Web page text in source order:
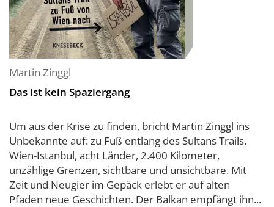
Martin Zinggl
Das ist kein Spaziergang
Um aus der Krise zu finden, bricht Martin Zinggl ins
Unbekannte auf: zu Fuß entlang des Sultans Trails.
Wien-Istanbul, acht Länder, 2.400 Kilometer,
unzählige Grenzen, sichtbare und unsichtbare. Mit
Zeit und Neugier im Gepäck erlebt er auf alten
Pfaden neue Geschichten. Der Balkan empfängt ihn...